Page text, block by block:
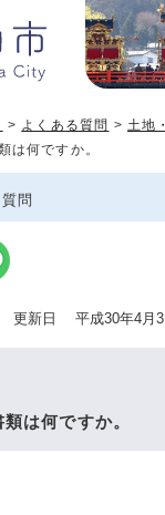
> よくある質問 >土地
は何ですか。
問
更新日 平成30年4月3
は何ですか。